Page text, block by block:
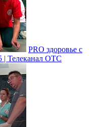
PRO здоровье с
| Телеканал ОТС